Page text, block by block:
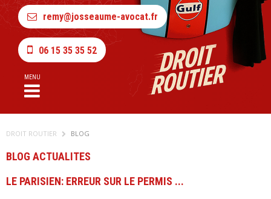
remy@josseaume-avocat.fr
06 15 35 35 52
MENU
DROIT ROUTIER BLOG
BLOG ACTUALITES
LE PARISIEN: ERREUR SUR LE PERMIS ...